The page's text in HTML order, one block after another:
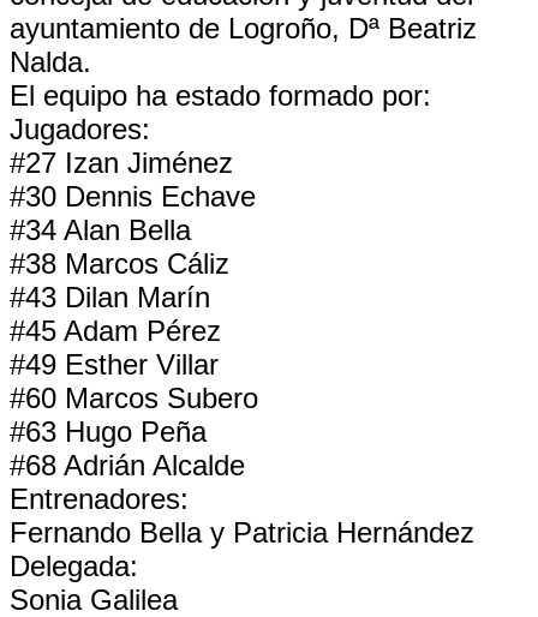
ayuntamiento de Logroño, Dª Beatriz
Nalda.
El equipo ha estado formado por:
Jugadores:
#27 Izan Jiménez
#30 Dennis Echave
#34 Alan Bella
#38 Marcos Cáliz
#43 Dilan Marín
#45 Adam Pérez
#49 Esther Villar
#60 Marcos Subero
#63 Hugo Peña
#68 Adrián Alcalde
Entrenadores:
Fernando Bella y Patricia Hernández
Delegada:
Sonia Galilea